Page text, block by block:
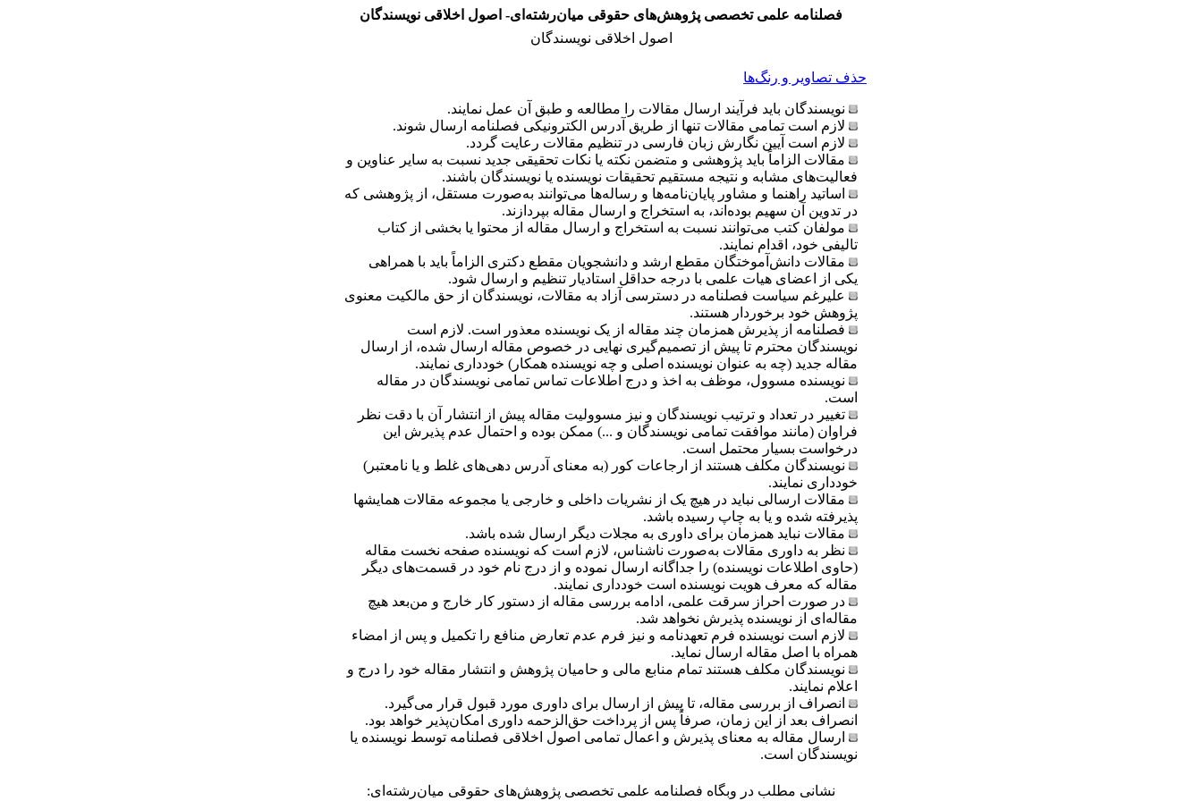
فصلنامه علمی تخصصی پژوهش‌های حقوقی میان‌رشته‌ای- اصول اخلاقی نویسندگان
اصول اخلاقی نویسندگان
حذف تصاویر و رنگ‌ها
نویسندگان باید فرآیند ارسال مقالات را مطالعه و طبق آن عمل نمایند.
لازم است تمامی مقالات تنها از طریق آدرس الکترونیکی فصلنامه ارسال شوند.
لازم است آیین نگارش زبان فارسی در تنظیم مقالات رعایت گردد.
مقالات الزاماً باید پژوهشی و متضمن نکته یا نکات تحقیقی جدید نسبت به سایر عناوین و
فعالیت‌های مشابه و نتیجه مستقیم تحقیقات نویسنده یا نویسندگان باشند.
اساتید راهنما و مشاور پایان‌نامه‌ها و رساله‌ها می‌توانند به‌صورت مستقل، از پژوهشی که
در تدوین آن سهیم بوده‌اند، به استخراج و ارسال مقاله بپردازند.
مولفان کتب می‌توانند نسبت به استخراج و ارسال مقاله از محتوا یا بخشی از کتاب
تالیفی خود، اقدام نمایند.
مقالات دانش‌آموختگان مقطع ارشد و دانشجویان مقطع دکتری الزاماً باید با همراهی
یکی از اعضای هیات علمی با درجه حداقل استادیار تنظیم و ارسال شود.
علیرغم سیاست فصلنامه در دسترسی آزاد به مقالات، نویسندگان از حق مالکیت معنوی
پژوهش خود برخوردار هستند.
فصلنامه از پذیرش همزمان چند مقاله از یک نویسنده معذور است. لازم است
نویسندگان محترم تا پیش از تصمیم‌گیری نهایی در خصوص مقاله ارسال شده، از ارسال
مقاله جدید (چه به عنوان نویسنده اصلی و چه نویسنده همکار) خودداری نمایند.
نویسنده مسوول، موظف به اخذ و درج اطلاعات تماس تمامی نویسندگان در مقاله
است.
تغییر در تعداد و ترتیب نویسندگان و نیز مسوولیت مقاله پیش از انتشار آن با دقت نظر
فراوان (مانند موافقت تمامی نویسندگان و ...) ممکن بوده و احتمال عدم پذیرش این
درخواست بسیار محتمل است.
نویسندگان مکلف هستند از ارجاعات کور (به معنای آدرس­ دهی‌های غلط و یا نامعتبر)
خودداری نمایند.
مقالات ارسالی نباید در هیچ یک از نشریات داخلی و خارجی یا مجموعه مقالات همایش­ها
پذیرفته شده و یا به چاپ رسیده باشد.
مقالات نباید همزمان برای داوری به مجلات دیگر ارسال شده باشد.
نظر به داوری مقالات به‌صورت ناشناس، لازم است که نویسنده صفحه نخست مقاله
(حاوی اطلاعات نویسنده) را جداگانه ارسال نموده و از درج نام خود در قسمت‌های دیگر
مقاله که معرف هویت نویسنده است خودداری نمایند.
در صورت احراز سرقت علمی، ادامه بررسی مقاله از دستور کار خارج و من‌بعد هیچ
مقاله‌ای از نویسنده پذیرش نخواهد شد.
لازم است نویسنده فرم تعهدنامه و نیز فرم عدم تعارض منافع را تکمیل و پس از امضاء
همراه با اصل مقاله ارسال نماید.
نویسندگان مکلف هستند تمام منابع مالی و حامیان پژوهش و انتشار مقاله خود را درج و
اعلام نمایند.
انصراف از بررسی مقاله، تا پیش از ارسال برای داوری مورد قبول قرار می‌گیرد.
انصراف بعد از این زمان، صرفاً پس از پرداخت حق‌الزحمه داوری امکان‌پذیر خواهد بود.
ارسال مقاله به معنای پذیرش و اعمال تمامی اصول اخلاقی فصلنامه توسط نویسنده یا
نویسندگان است.
نشانی مطلب در وبگاه فصلنامه علمی تخصصی پژوهش‌های حقوقی میان‌رشته‌ای: